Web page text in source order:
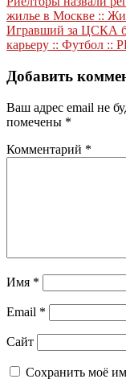
по
записям
жилье в Москве ::
Игравший за ЦСКА
карьеру :: Футбол ::
Добавить
Ваш адрес email не
помечены *
Комментарий *
Имя *
Email *
Сайт
Сохранить моё